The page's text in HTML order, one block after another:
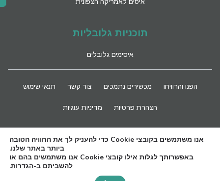
תוכניות גלובליות
איסימים גלובלים
הפנו והרוויחו מכשירים נתמכים צור קשר תנאי שימוש
הצהרת פרטיות מדיניות עוגיות
אנו משתמשים בקובצי Cookie כדי להעניק לך את החוויה הטובה
ביותר באתר שלנו.
באפשרותך לגלות אילו קובצי Cookie אנו משתמשים בהם או
להשביתם ב-הגדרות.